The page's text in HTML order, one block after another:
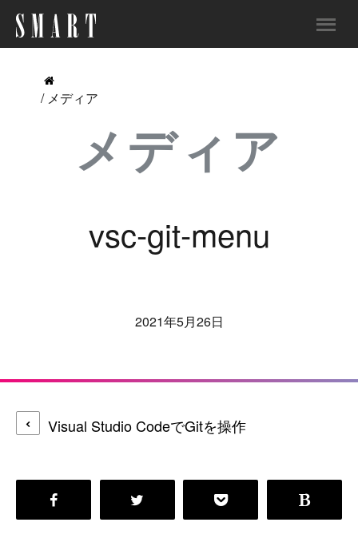
/ メディア
メディア
vsc-git-menu
2021年5月26日
Visual Studio CodeでGitを操作